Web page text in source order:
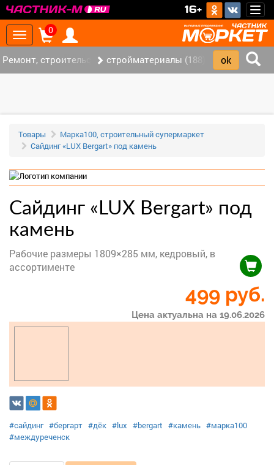
16+
Toggle
navigation
0
Ремонт, строительство (420)стройматериалы (188)
Товары
Марка100, строительный супермаркет
Сайдинг «LUX Bergart» под камень
Сайдинг «LUX Bergart» под
камень
Рабочие размеры 1809×285 мм, кедровый, в
ассортименте
499 руб.
Цена актуальна на 19.06.2026
#сайдинг #бергарт #дёк #lux #bergart #камень #марка100
#междуреченск